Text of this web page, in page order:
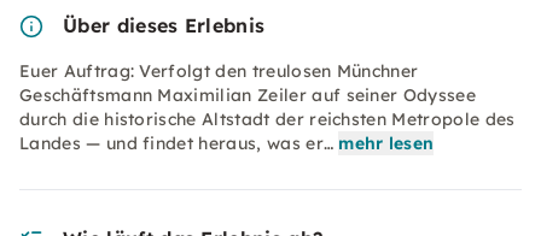
Über dieses Erlebnis
Euer Auftrag: Verfolgt den treulosen Münchner
Geschäftsmann Maximilian Zeiler auf seiner Odyssee
durch die historische Altstadt der reichsten Metropole des
Landes — und findet heraus, was er… mehr lesen